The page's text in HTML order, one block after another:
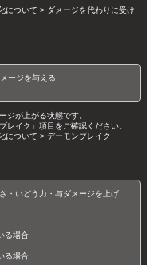
について > ダメージを代わりに受け
ージを与える
ジが上がる状態です。
イク」項目をご確認ください。
について > デーモンブレイク
・いどう力・与ダメージを上げ
る場合
る場合